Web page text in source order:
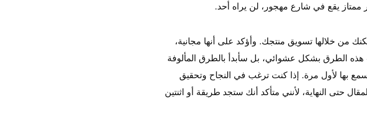
ممتاز يقع في شارع مهجور، لن يراه أحد.
خلالها تسويق منتجك. وأؤكد على أنها مجانية،
هذه الطرق بشكل عشوائي، بل سأبدأ بالطرق المألوفة
بها لأول مرة. إذا كنت ترغب في النجاح وتحقيق
حتى النهاية، لأنني متأكد أنك ستجد طريقة أو اثنتين